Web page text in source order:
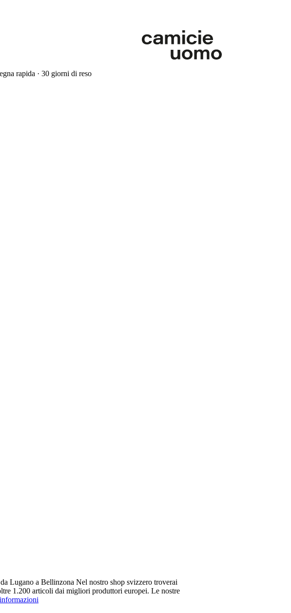
rapida · 30 giorni di reso
Lugano a Bellinzona Nel nostro shop svizzero troverai
1.200 articoli dai migliori produttori europei. Le nostre